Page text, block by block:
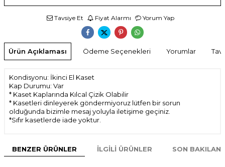
Tavsiye Et Fiyat Alarmı Yorum Yap
Ürün Açıklaması Ödeme Seçenekleri Yorumlar
Kondisyonu: İkinci El Kaset
Kap Durumu: Var
* Kaset Kaplarında Kılcal Çizik Olabilir
* Kasetleri dinleyerek göndermiyoruz lütfen bir sorun
olduğunda bizimle mesaj yoluyla iletişime geçiniz.
*Sıfır kasetlerde iade yoktur.
BENZER ÜRÜNLER İLGILI ÜRÜNLER SON